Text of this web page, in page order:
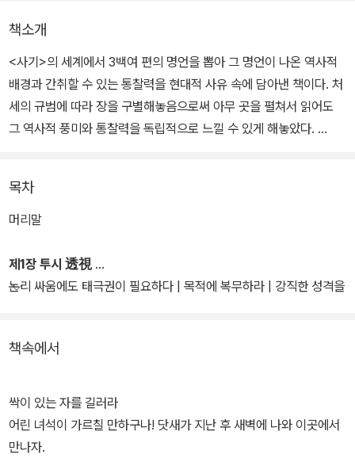
책소개
<사기>의 세계에서 3백여 편의 명언을 뽑아 그 명언이 나온 역사적
배경과 간취할 수 있는 통찰력을 현대적 사유 속에 담아낸 책이다. 처
세의 규범에 따라 장을 구별해놓음으로써 아무 곳을 펼쳐서 읽어도
그 역사적 풍미와 통찰력을 독립적으로 느낄 수 있게 해놓았다.
실용적 가치를 중시해 사유의 ‘당위성’보다는 ‘효용성’에 더 주목했다
는 점이다. 현대인의 뺨을 치는 현대성, 그것이 이 책이 출간되어 나온
<사기>의 어록에서 가장 백미를 이루는 것은 ‘태사공왈’로 대변되는
그 자신의 판단에 근거를 둔 평가다. 이 책에 수록된 사마천의 핵심 어
통찰로 이어지는 지를 명백히 보여줄 것이다.
목차
머리말
제1장 투시 透視
논리 싸움에도 태극권이 필요하다 | 목적에 복무하라 | 강직한 성격을
칙 | 수업료가 필요한 일 | 너무 깊이 들어가면 문을 못 찾는다 | 가장
기 위한 공격
책속에서
싹이 있는 자를 길러라
어린 녀석이 가르칠 만하구나! 닷새가 지난 후 새벽에 나와 이곳에서
만나자.